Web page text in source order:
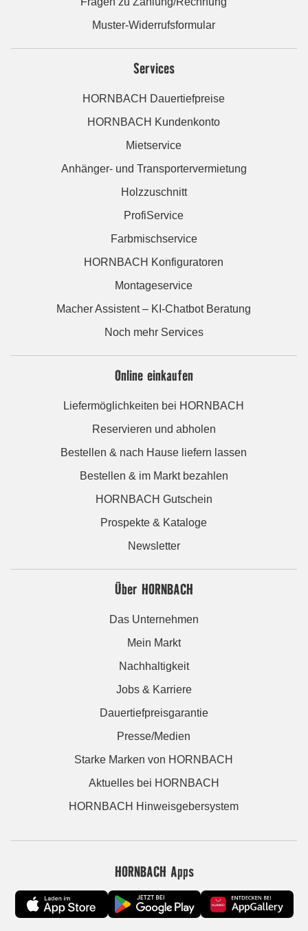
Muster-Widerrufsformular
Services
HORNBACH Dauertiefpreise
HORNBACH Kundenkonto
Mietservice
Anhänger- und Transportervermietung
Holzzuschnitt
ProfiService
Farbmischservice
HORNBACH Konfiguratoren
Montageservice
Macher Assistent – KI-Chatbot Beratung
Noch mehr Services
Online einkaufen
Liefermöglichkeiten bei HORNBACH
Reservieren und abholen
Bestellen & nach Hause liefern lassen
Bestellen & im Markt bezahlen
HORNBACH Gutschein
Prospekte & Kataloge
Newsletter
Über HORNBACH
Das Unternehmen
Mein Markt
Nachhaltigkeit
Jobs & Karriere
Dauertiefpreisgarantie
Presse/Medien
Starke Marken von HORNBACH
Aktuelles bei HORNBACH
HORNBACH Hinweisgebersystem
HORNBACH Apps